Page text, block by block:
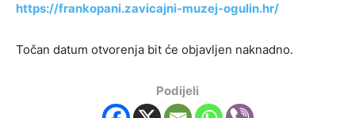
https://frankopani.zavicajni-muzej-ogulin.hr/
Točan datum otvorenja bit će objavljen naknadno.
Podijeli